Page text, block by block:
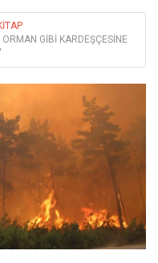
GİBİ KARDEŞÇESİNE